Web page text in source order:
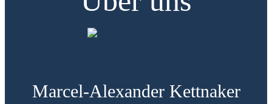
Marcel-Alexander Kettnaker